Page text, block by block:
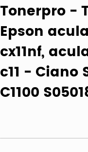
rotondo sun
Tonerpro -
Epson
cx11nf,
c11 - Ciano
C1100